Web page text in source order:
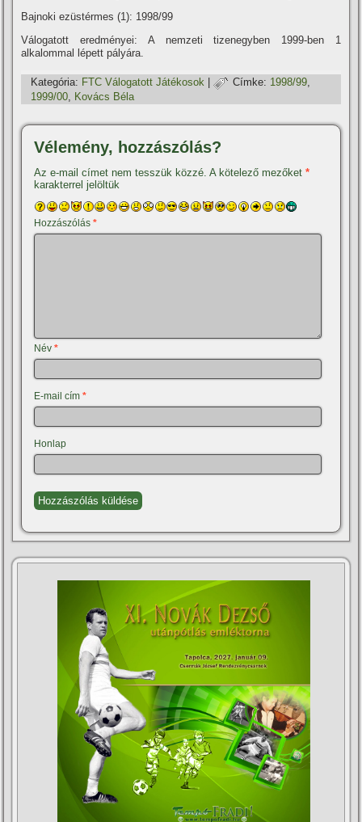
Bajnoki ezüstérmes (1): 1998/99
Válogatott eredményei: A nemzeti tizenegyben 1999-ben 1
alkalommal lépett pályára.
Kategória: FTC Válogatott Játékosok | Címke: 1998/99,
1999/00, Kovács Béla
Vélemény, hozzászólás?
Az e-mail címet nem tesszük közzé. A kötelező mezőket*
karakterrel jelöltük
Hozzászólás*
Név*
E-mail cím*
Honlap